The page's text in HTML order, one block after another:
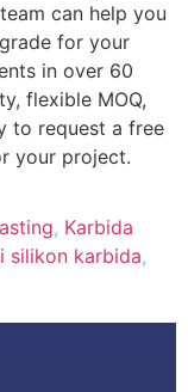
can help you
for your
in over 60
, flexible MOQ,
to request a free
your project.
, Karbida
silikon karbida,